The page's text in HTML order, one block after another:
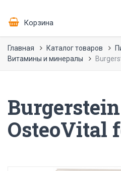
Корзина
Главная Каталог товаров
Витамины и минералы
Burgerstein
OsteoVital